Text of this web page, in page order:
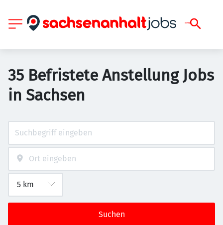
35 Befristete Anstellung Jobs
in Sachsen
Suchen